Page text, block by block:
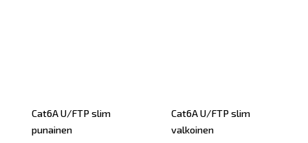
Cat6A U/FTP slim
punainen
Cat6A U/FTP slim
valkoinen